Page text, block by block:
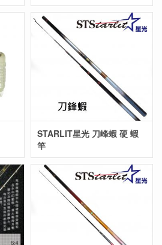
STARLIT星光 刀峰蝦 硬 蝦
竿